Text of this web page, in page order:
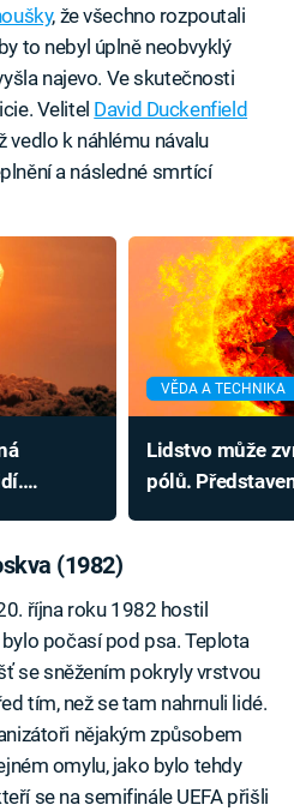
, že všechno rozpoutali
to nebyl úplně neobvyklý
najevo. Ve skutečnosti
Velitel David Duckenfield
vedlo k náhlému návalu
a následné smrtící
VĚDA A TECHNIKA
Lidstvo může
pólů.
(1982)
října roku 1982 hostil
počasí pod psa. Teplota
se sněžením pokryly vrstvou
tím, než se tam nahrnuli lidé.
nějakým způsobem
omylu, jako bylo tehdy
se na semifinále UEFA přišli